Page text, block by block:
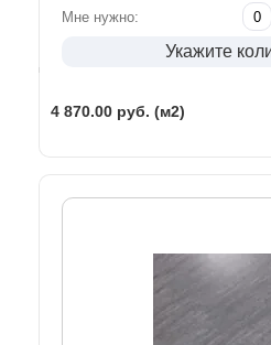
Мне нужно:
Укажите
4 870.00 руб. (м2)